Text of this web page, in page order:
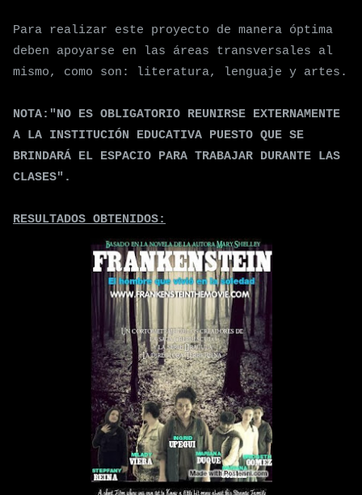
Para realizar este proyecto de manera óptima
deben apoyarse en las áreas transversales al
mismo, como son: literatura, lenguaje y artes.
NOTA:"NO ES OBLIGATORIO REUNIRSE EXTERNAMENTE
A LA INSTITUCIÓN EDUCATIVA PUESTO QUE SE
BRINDARÁ EL ESPACIO PARA TRABAJAR DURANTE LAS
CLASES".
RESULTADOS OBTENIDOS: